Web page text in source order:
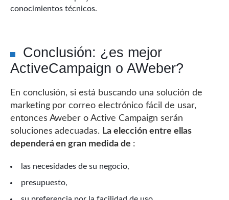
conocimientos técnicos.
Conclusión: ¿es mejor
ActiveCampaign o AWeber?
En conclusión, si está buscando una solución de
marketing por correo electrónico fácil de usar,
entonces Aweber o Active Campaign serán
soluciones adecuadas. La elección entre ellas
dependerá en gran medida de :
las necesidades de su negocio,
presupuesto,